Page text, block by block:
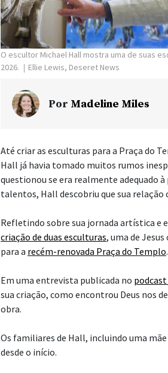
O escultor Michael Hall mostra uma de suas
2026.
Ellie Lewis, Deseret News
Por Madeline Miles
Até criar as esculturas para a Praça do
Hall já havia tomado muitos rumos
questionou se era realmente adequado
talentos, Hall descobriu que sua relação
Refletindo sobre sua jornada artística e
criação de duas esculturas, uma de
para a recém-renovada Praça do Templo.
Em uma entrevista publicada no podcast
sua criação, como encontrou Deus nos
obra.
Os familiares de Hall, incluindo uma
desde o início.